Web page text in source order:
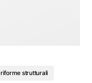
riforme strutturali